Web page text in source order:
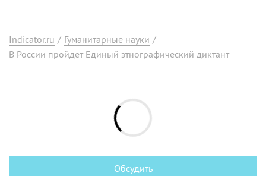
Indicator.ru / Гуманитарные науки /
В России пройдет Единый этнографический диктант
Обсудить